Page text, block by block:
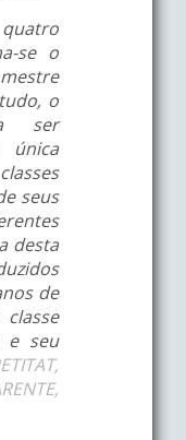
se o
o
ser
única
seus
desta
de
e seu